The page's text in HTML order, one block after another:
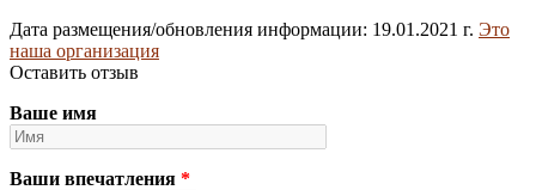
Дата размещения/обновления информации: 19.01.2021 г. Это
наша организация
Оставить отзыв
Ваше имя
Ваши впечатления *